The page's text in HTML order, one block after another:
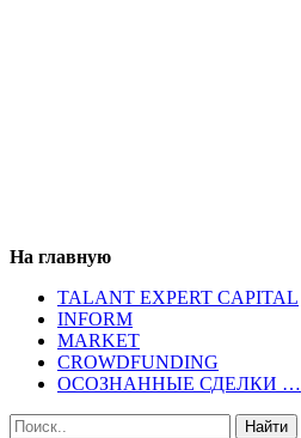
На главную
TALANT EXPERT CAPITAL
INFORM
MARKET
CROWDFUNDING
ОСОЗНАННЫЕ СДЕЛКИ …